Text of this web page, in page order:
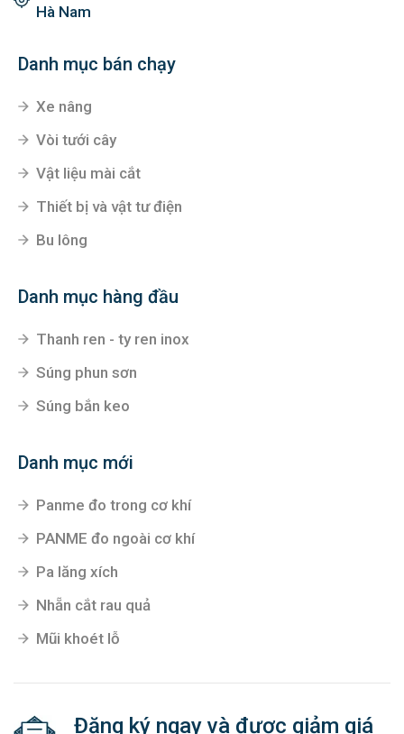
Hà Nam
Danh mục bán chạy
Xe nâng
Vòi tưới cây
Vật liệu mài cắt
Thiết bị và vật tư điện
Bu lông
Danh mục hàng đầu
Thanh ren - ty ren inox
Súng phun sơn
Súng bắn keo
Danh mục mới
Panme đo trong cơ khí
PANME đo ngoài cơ khí
Pa lăng xích
Nhẵn cắt rau quả
Mũi khoét lỗ
Đăng ký ngay và được giảm giá